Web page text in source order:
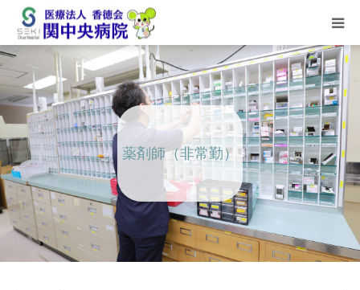
薬剤師（非常勤）
HOME
当院概要
外来担当表
部門のご紹介
健診のご案内